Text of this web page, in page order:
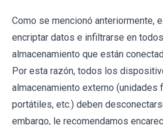
Como se mencionó anteriormente,
encriptar datos e infiltrarse en
almacenamiento que están
Por esta razón, todos los
almacenamiento externo (unidades
portátiles, etc.) deben
embargo, le recomendamos